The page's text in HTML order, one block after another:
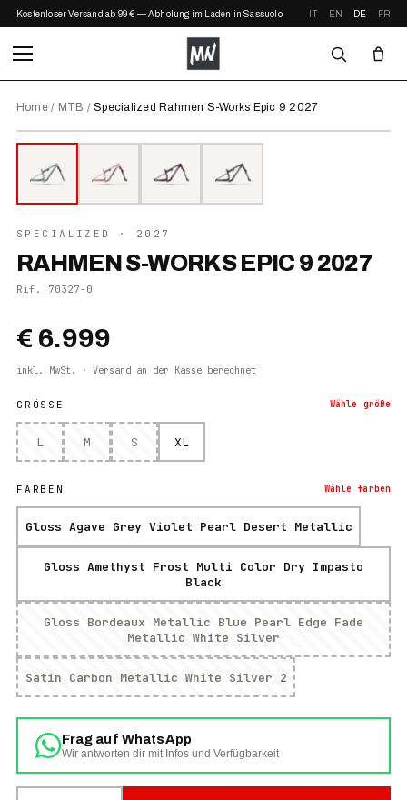
Kostenloser Versand ab 99 € — Abholung im Laden in Sassuolo IT EN DE FR
Home/ MTB / Specialized Rahmen S-Works Epic 9 2027
SPECIALIZED · 2027
RAHMEN S-WORKS EPIC 9 2027
Rif. 70327-0
€ 6.999
inkl. MwSt. · Versand an der Kasse berechnet
GRÖSSE Wähle größe
L M S XL
FARBEN Wähle farben
Gloss Agave Grey Violet Pearl Desert Metallic
Gloss Amethyst Frost Multi Color Dry Impasto
Black
Gloss Bordeaux Metallic Blue Pearl Edge Fade
Metallic White Silver
Satin Carbon Metallic White Silver 2
Frag auf WhatsApp
Wir antworten dir mit Infos und Verfügbarkeit